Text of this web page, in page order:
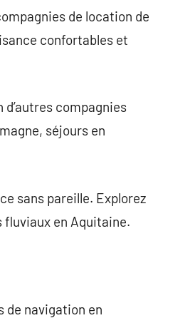
de location de
confortables et
compagnies
séjours en
sans pareille. Explorez
fluviaux en Aquitaine.
de navigation en